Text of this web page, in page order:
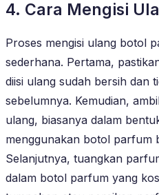
4. Cara Mengisi
Proses mengisi ulang botol
sederhana. Pertama,
diisi ulang sudah bersih dan
sebelumnya. Kemudian,
ulang, biasanya dalam
menggunakan botol parfum
Selanjutnya, tuangkan
dalam botol parfum yang